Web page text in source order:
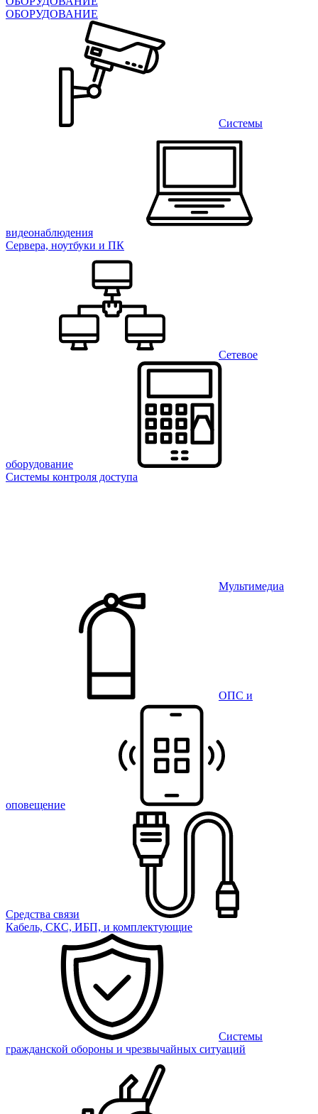
ОБОРУДОВАНИЕ
Системы
видеонаблюдения
Сервера, ноутбуки и ПК
Сетевое
оборудование
Системы контроля доступа
Мультимедиа
ОПС и
оповещение
Средства связи
Кабель, СКС, ИБП, и комплектующие
Системы
гражданской обороны и чрезвычайных ситуаций